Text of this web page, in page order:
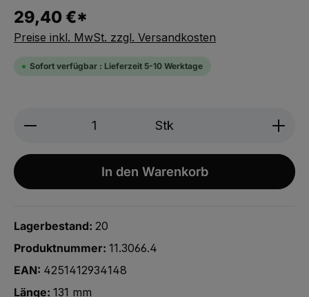
29,40 €*
Preise inkl. MwSt. zzgl. Versandkosten
Sofort verfügbar : Lieferzeit 5-10 Werktage
Produkt Anzahl: Gib den
Stk
In den Warenkorb
Lagerbestand: 20
Produktnummer: 11.3066.4
EAN: 4251412934148
Länge: 131 mm